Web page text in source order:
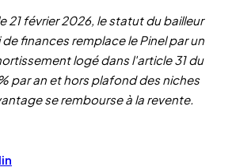
21 février 2026, le statut du bailleur
de finances remplace le Pinel par un
logé dans l'article 31 du
par an et hors plafond des niches
se rembourse à la revente.